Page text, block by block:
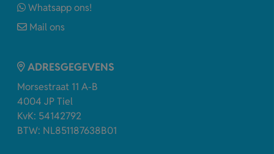
Whatsapp ons!
Mail ons
ADRESGEGEVENS
Morsestraat 11 A-B
4004 JP Tiel
KvK: 54142792
BTW: NL851187638B01